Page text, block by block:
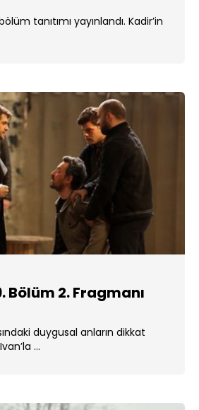
tanıtımı yayınlandı. Kadir’in
Bölüm 2. Fragmanı
duygusal anların dikkat
...